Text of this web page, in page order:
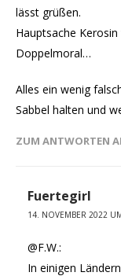
lässt grüßen.
Hauptsache
Doppelmoral…
Alles ein wenig
Sabbel halten und
ZUM ANTWORTEN
Fuertegirl
14. NOVEMBER 2022
@F.W.:
In einigen